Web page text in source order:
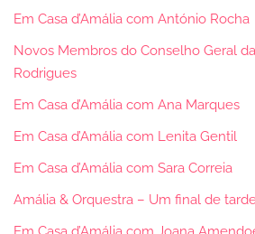
Em Casa d’Amália com António Rocha
Novos Membros do Conselho Geral
Rodrigues
Em Casa d’Amália com Ana Marques
Em Casa d’Amália com Lenita Gentil
Em Casa d’Amália com Sara Correia
Amália & Orquestra – Um final de